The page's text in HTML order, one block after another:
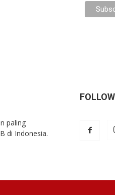
paling
di Indonesia.